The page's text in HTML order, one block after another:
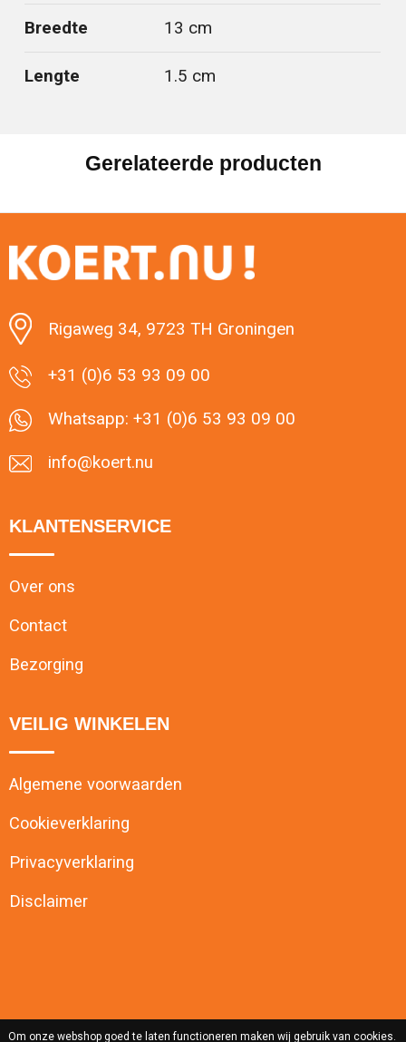
Breedte 13 cm
Lengte 1.5 cm
Gerelateerde producten
Rigaweg 34, 9723 TH Groningen
+31 (0)6 53 93 09 00
Whatsapp: +31 (0)6 53 93 09 00
info@koert.nu
KLANTENSERVICE
Over ons
Contact
Bezorging
VEILIG WINKELEN
Algemene voorwaarden
Cookieverklaring
Privacyverklaring
Disclaimer
Om onze webshop goed te laten functioneren maken wij gebruik van cookies.